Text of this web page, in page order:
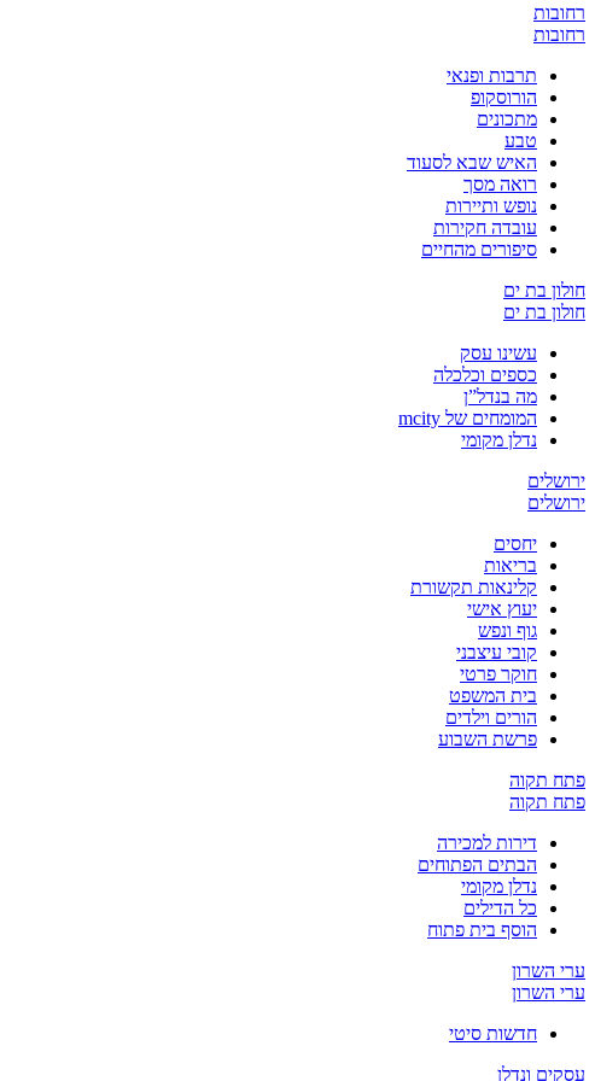
רחובות
רחובות
תרבות ופנאי
הורוסקופ
מתכונים
טבע
האיש שבא לסעוד
רואה מסך
נופש ותיירות
עובדה חקירות
סיפורים מהחיים
חולון בת ים
חולון בת ים
עשינו עסק
כספים וכלכלה
מה בנדל”ן
המומחים של mcity
נדלן מקומי
ירושלים
ירושלים
יחסים
בריאות
קלינאות תקשורת
יעוץ אישי
גוף ונפש
קובי עיצבני
חוקר פרטי
בית המשפט
הורים וילדים
פרשת השבוע
פתח תקוה
פתח תקוה
דירות למכירה
הבתים הפתוחים
נדלן מקומי
כל הדילים
הוסף בית פתוח
ערי השרון
ערי השרון
חדשות סיטי
עסקים ונדלן